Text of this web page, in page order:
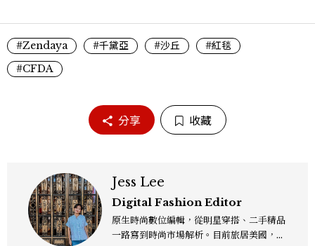
#Zendaya #千黛亞 #沙丘
#紅毯
#CFDA
分享 收藏
Jess Lee
Digital Fashion Editor
原生時尚數位編輯，從明星穿搭、二手精品
一路寫到時尚市場解析。目前旅居美國，同